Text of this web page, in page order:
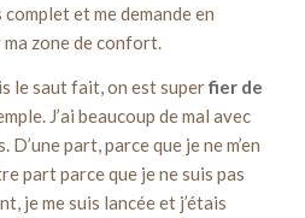
et me demande en
ma zone de confort.
le saut fait, on est superfier de
J’ai beaucoup de mal avec
part, parce que je ne m’en
part parce que je ne suis pas
je me suis lancée et j’étais